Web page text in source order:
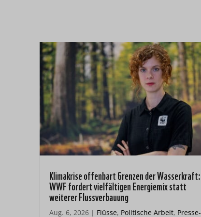
Klimakrise offenbart Grenzen der Wasserkraft:
WWF fordert vielfältigen Energiemix statt
weiterer Flussverbauung
Aug. 6, 2026 | Flüsse, Politische Arbeit, Presse-